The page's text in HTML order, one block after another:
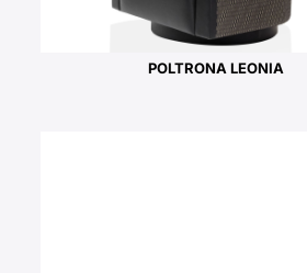
POLTRONA LEONIA